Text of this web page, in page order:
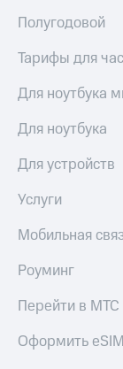
Полугодовой
Тарифы для
Для ноутбука
Для ноутбука
Для устройств
Услуги
Мобильная
Роуминг
Перейти в
Оформить eSIM